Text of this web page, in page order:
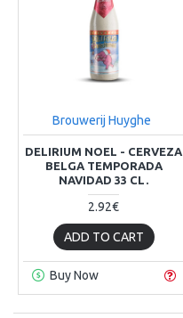
Brouwerij Huyghe
DELIRIUM NOEL - CERVEZA
BELGA TEMPORADA
NAVIDAD 33 CL.
2.92€
ADD TO CART
Buy Now